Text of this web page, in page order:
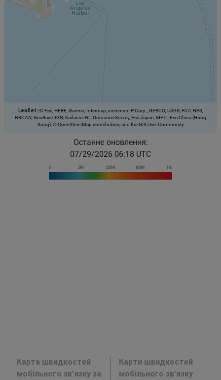
Leaflet |© Esri, HERE, Garmin, Intermap, increment P Corp., GEBCO, USGS, FAO, NPS,
NRCAN, GeoBase, IGN, Kadaster NL, Ordnance Survey, Esri Japan, METI, Esri China (Hong
Kong), © OpenStreetMap contributors, and the GIS User Community
Останнє оновлення:
07/29/2026 06:18 UTC
Карта швидкостей
мобільного зв’язку за
Карти швидкостей
мобільного зв’язку